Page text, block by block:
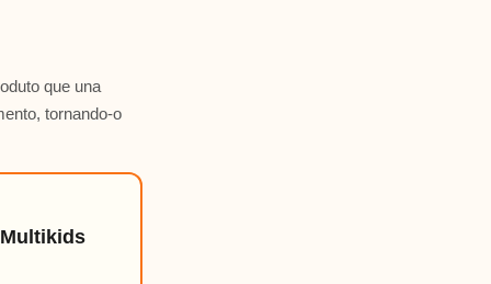
que una
tornando-o